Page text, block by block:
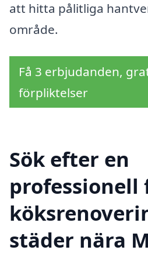
att hitta pålitliga
område.
Få 3 erbjudanden,
förpliktelser
Sök efter en
professionell
städer nära